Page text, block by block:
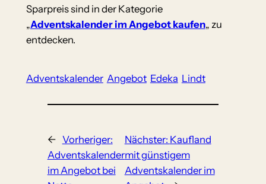
Sparpreis sind in der Kategorie
„Adventskalender im Angebot kaufen„ zu
entdecken.
Adventskalender Angebot Edeka Lindt
← Vorheriger:
Adventskalender
im Angebot bei
Nächster: Kaufland
mit günstigem
Adventskalender im